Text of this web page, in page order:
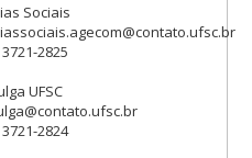
Sociais
2825
UFSC
2824